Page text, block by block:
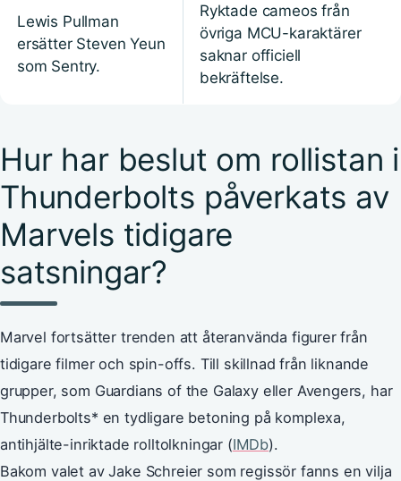
Lewis Pullman
ersätter Steven Yeun
som Sentry.
Ryktade cameos från
övriga MCU-karaktärer
saknar officiell
bekräftelse.
Hur har beslut om rollistan i
Thunderbolts påverkats av
Marvels tidigare
satsningar?
Marvel fortsätter trenden att återanvända figurer från
tidigare filmer och spin-offs. Till skillnad från liknande
grupper, som Guardians of the Galaxy eller Avengers, har
Thunderbolts* en tydligare betoning på komplexa,
antihjälte-inriktade rolltolkningar (IMDb).
Bakom valet av Jake Schreier som regissör fanns en vilja